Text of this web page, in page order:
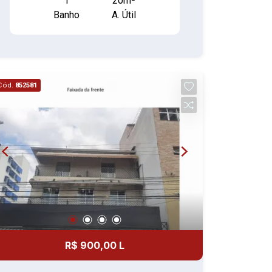
masculino e feminino (Obs. não tem
banheiro privativo) Prédio com Elevador
Banho
A. Útil
852581
R$ 900,00 L